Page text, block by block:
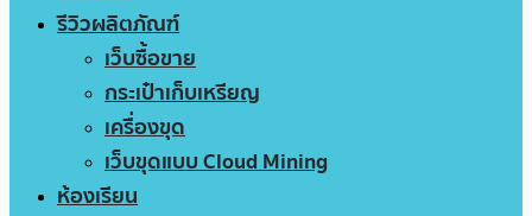
รีวิวผลิตภัณฑ์
เว็บซื้อขาย
กระเป๋าเก็บเหรียญ
เครื่องขุด
เว็บขุดแบบ Cloud Mining
ห้องเรียน